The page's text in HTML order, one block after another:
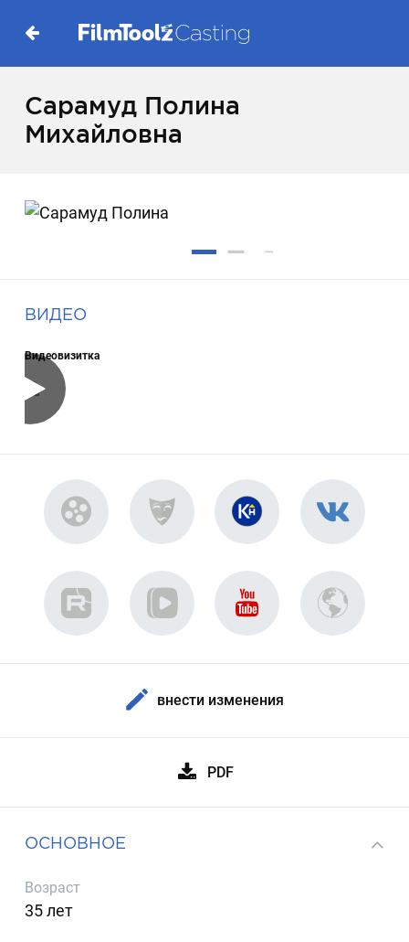
Сарамуд Полина
Михайловна
ВИДЕО
Видеовизитка
внести изменения
PDF
ОСНОВНОЕ
Возраст
35 лет